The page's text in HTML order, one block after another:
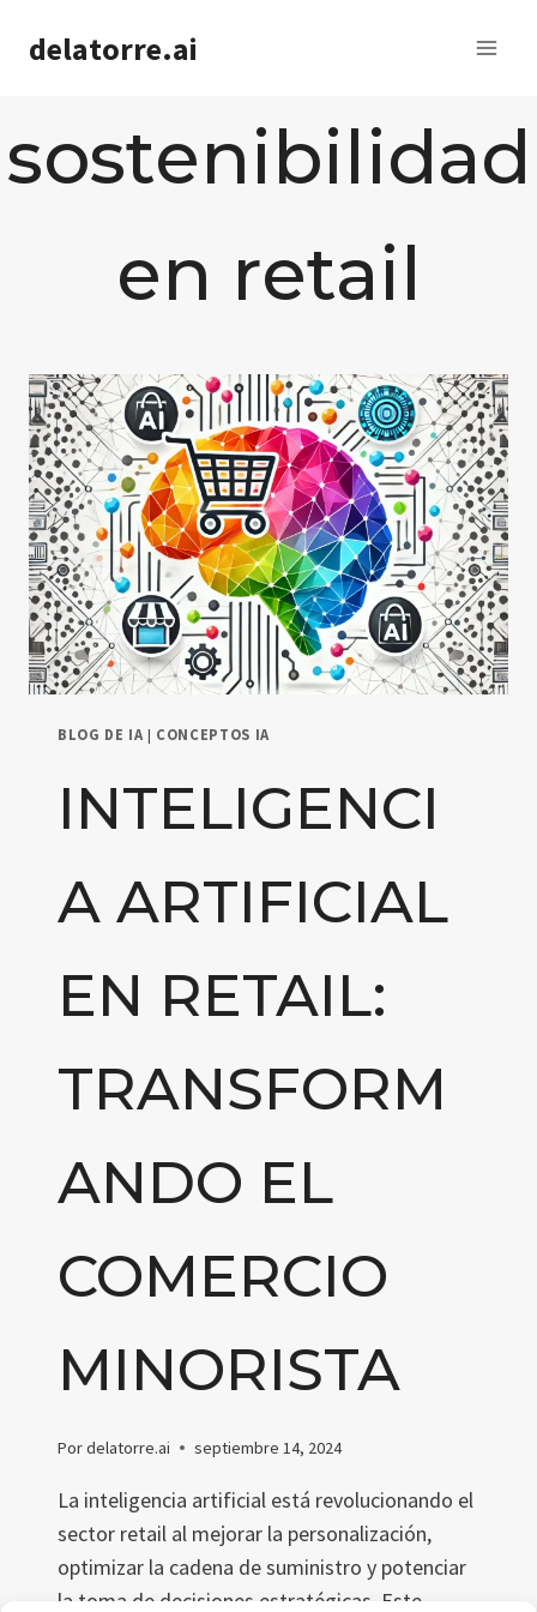
delatorre.ai
sostenibilidad
en retail
BLOG DE IA | CONCEPTOS IA
INTELIGENCI
A ARTIFICIAL
EN RETAIL:
TRANSFORM
ANDO EL
COMERCIO
MINORISTA
Pordelatorre.ai septiembre 14, 2024
La inteligencia artificial está revolucionando el
sector retail al mejorar la personalización,
optimizar la cadena de suministro y potenciar
la toma de decisiones estratégicas. Este